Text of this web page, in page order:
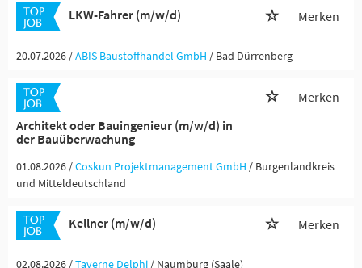
LKW-Fahrer (m/w/d) Merken
20.07.2026 /ABIS Baustoffhandel GmbH / Bad Dürrenberg
Architekt oder Bauingenieur (m/w/d) in
der Bauüberwachung
Merken
01.08.2026 /Coskun Projektmanagement GmbH / Burgenlandkreis
und Mitteldeutschland
Kellner (m/w/d) Merken
02.08.2026 /Taverne Delphi / Naumburg (Saale)